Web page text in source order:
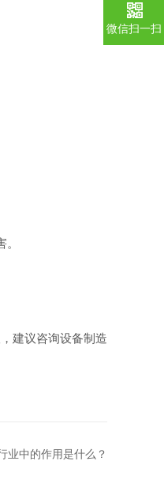
建议咨询设备制造
业中的作用是什么？
微信扫一扫